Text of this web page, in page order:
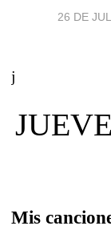
26 DE
j
Mis